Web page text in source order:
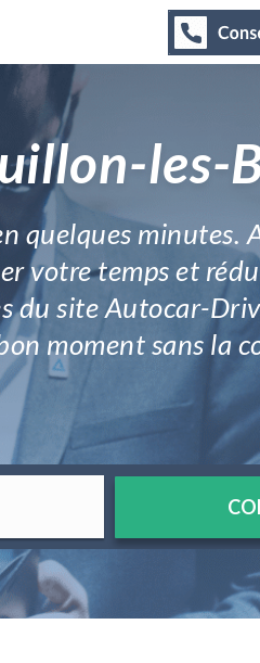
les-
quelques minutes.
votre temps et
du site Autocar-
moment sans la